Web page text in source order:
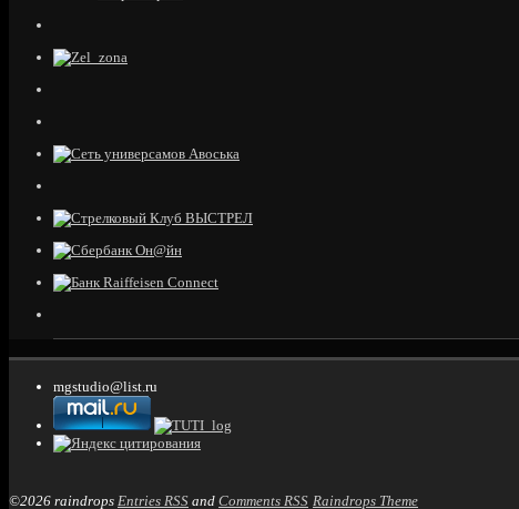
mgstudio@list.ru
©2026 raindrops Entries RSS and Comments RSS Raindrops Theme